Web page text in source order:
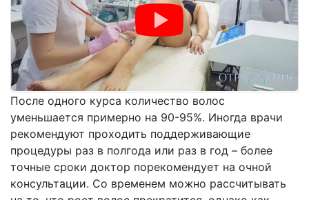
После одного курса количество волос
уменьшается примерно на 90-95%. Иногда врачи
рекомендуют проходить поддерживающие
процедуры раз в полгода или раз в год – более
точные сроки доктор порекомендует на очной
консультации. Со временем можно рассчитывать